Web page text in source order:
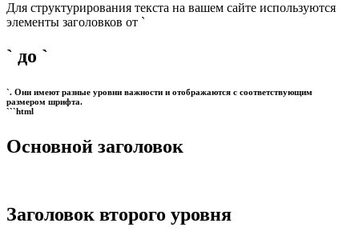
Для структурирования текста на вашем сайте используются
элементы заголовков от `
` до `
`. Они имеют разные уровни важности и отображаются с соответствующим
размером шрифта.
```html
Основной заголовок
Заголовок второго уровня